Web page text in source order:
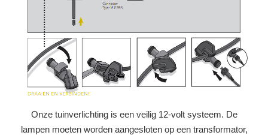
Onze tuinverlichting is een veilig 12-volt systeem. De
lampen moeten worden aangesloten op een transformator,